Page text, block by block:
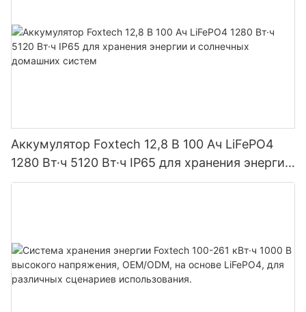
Аккумулятор Foxtech 12,8 В 100 Ач LiFePO4
1280 Вт·ч 5120 Вт·ч IP65 для хранения энергии
и солнечных домашних систем